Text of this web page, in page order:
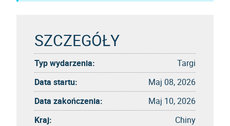
SZCZEGÓŁY
Typ wydarzenia:
Targi
Data startu:
Maj 08, 2026
Data zakończenia:
Maj 10, 2026
Kraj:
Chiny